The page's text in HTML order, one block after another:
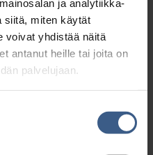
ja analytiikka-
siitä, miten käytät
voivat yhdistää näitä
antanut heille tai joita on
palvelujaan.